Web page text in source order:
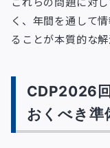
く、年間を通して
ることが本質的な解
CDP2026
おくべき準